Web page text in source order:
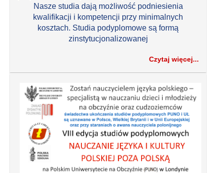
Nasze studia dają możliwość podniesienia
kwalifikacji i kompetencji przy minimalnych
kosztach. Studia podyplomowe są formą
zinstytucjonalizowanej
Czytaj więcej...